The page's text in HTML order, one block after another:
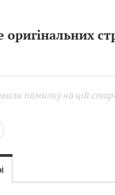
оригінальних
помилку на цій